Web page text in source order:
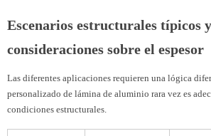
Escenarios estructurales típicos y
consideraciones sobre el espesor
Las diferentes aplicaciones requieren una lógica
personalizado de lámina de aluminio rara vez es
condiciones estructurales.